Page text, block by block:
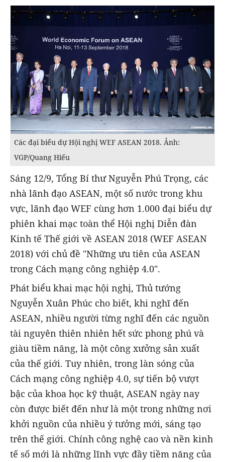
Các đại biểu dự Hội nghị WEF ASEAN 2018. Ảnh:
VGP/Quang Hiếu
Sáng 12/9, Tổng Bí thư Nguyễn Phú Trọng, các
nhà lãnh đạo ASEAN, một số nước trong khu
vực, lãnh đạo WEF cùng hơn 1.000 đại biểu dự
phiên khai mạc toàn thể Hội nghị Diễn đàn
Kinh tế Thế giới về ASEAN 2018 (WEF ASEAN
2018) với chủ đề "Những ưu tiên của ASEAN
trong Cách mạng công nghiệp 4.0".
Phát biểu khai mạc hội nghị, Thủ tướng
Nguyễn Xuân Phúc cho biết, khi nghĩ đến
ASEAN, nhiều người từng nghĩ đến các nguồn
tài nguyên thiên nhiên hết sức phong phú và
giàu tiềm năng, là một công xưởng sản xuất
của thế giới. Tuy nhiên, trong làn sóng của
Cách mạng công nghiệp 4.0, sự tiến bộ vượt
bậc của khoa học kỹ thuật, ASEAN ngày nay
còn được biết đến như là một trong những nơi
khởi nguồn của nhiều ý tưởng mới, sáng tạo
trên thế giới. Chính công nghệ cao và nền kinh
tế số mới là những lĩnh vực đầy tiềm năng của